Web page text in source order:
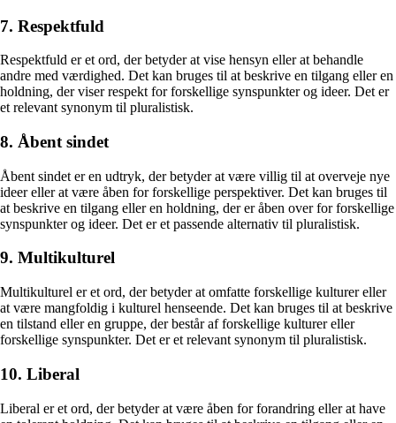
7. Respektfuld
Respektfuld er et ord, der betyder at vise hensyn eller at behandle
andre med værdighed. Det kan bruges til at beskrive en tilgang eller en
holdning, der viser respekt for forskellige synspunkter og ideer. Det er
et relevant synonym til pluralistisk.
8. Åbent sindet
Åbent sindet er en udtryk, der betyder at være villig til at overveje nye
ideer eller at være åben for forskellige perspektiver. Det kan bruges til
at beskrive en tilgang eller en holdning, der er åben over for forskellige
synspunkter og ideer. Det er et passende alternativ til pluralistisk.
9. Multikulturel
Multikulturel er et ord, der betyder at omfatte forskellige kulturer eller
at være mangfoldig i kulturel henseende. Det kan bruges til at beskrive
en tilstand eller en gruppe, der består af forskellige kulturer eller
forskellige synspunkter. Det er et relevant synonym til pluralistisk.
10. Liberal
Liberal er et ord, der betyder at være åben for forandring eller at have